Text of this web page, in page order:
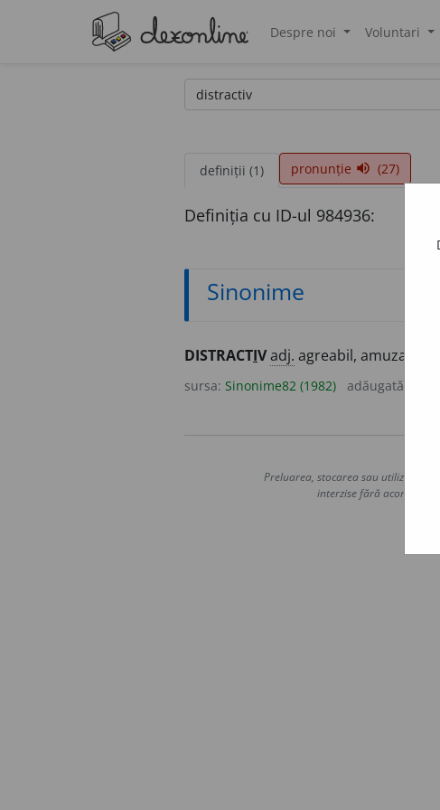
Despre noi Voluntari
definiții (1) pronunție volume_up (27)
Definiția cu ID-ul 984936:
Sinonime
DISTRACTIVadj. agreabil, amuzant,
sursa: Sinonime82 (1982) adăugată de
Preluarea, stocarea sau utilizarea
interzise fără acordul